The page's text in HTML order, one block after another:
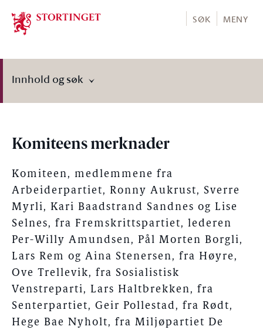
Stortinget.no
SØK MENY
Innhold og søk
Komiteens merknader
Komiteen, medlemmene fra
Arbeiderpartiet, Ronny Aukrust, Sverre
Myrli, Kari Baadstrand Sandnes og Lise
Selnes, fra Fremskrittspartiet, lederen
Per-Willy Amundsen, Pål Morten Borgli,
Lars Rem og Aina Stenersen, fra Høyre,
Ove Trellevik, fra Sosialistisk
Venstreparti, Lars Haltbrekken, fra
Senterpartiet, Geir Pollestad, fra Rødt,
Hege Bae Nyholt, fra Miljøpartiet De